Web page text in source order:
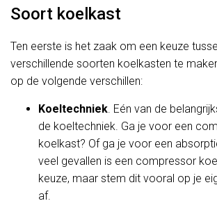
Soort koelkast
Ten eerste is het zaak om een keuze
verschillende soorten koelkasten te
op de volgende verschillen:
Koeltechniek. Eén van de
de koeltechniek. Ga je voor een
koelkast? Of ga je voor een
veel gevallen is een compressor
keuze, maar stem dit vooral op je
af.